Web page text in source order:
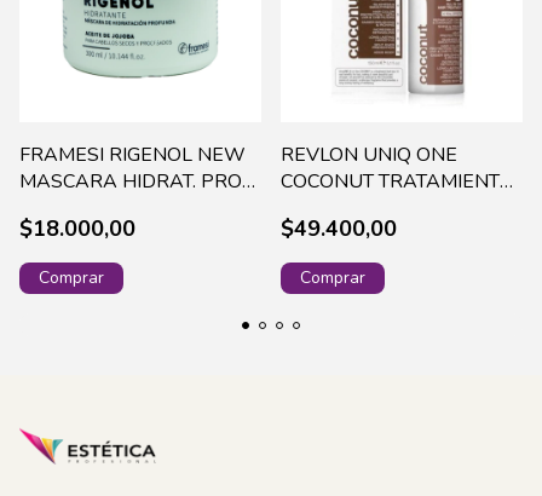
FRAMESI RIGENOL NEW
MASCARA HIDRAT. PROF.
$18.000,00
REVLON UNIQ ONE
COCONUT TRATAMIENTO
$49.400,00